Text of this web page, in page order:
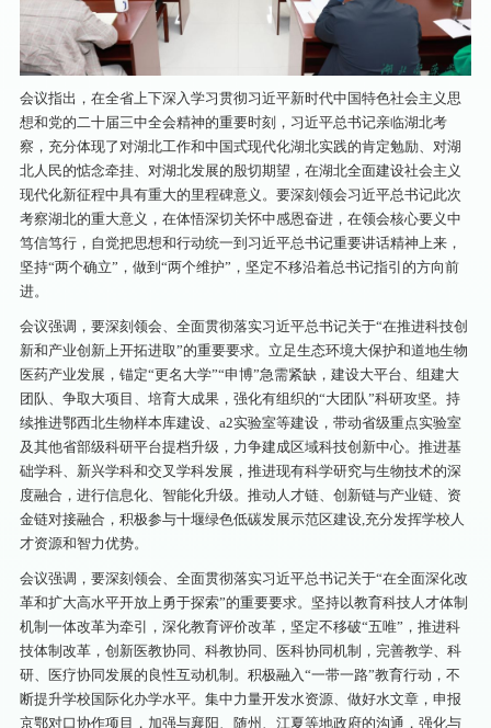
会议指出，在全省上下深入学习贯彻习近平新时代中国特色社会主义思
想和党的二十届三中全会精神的重要时刻，习近平总书记亲临湖北考
察，充分体现了对湖北工作和中国式现代化湖北实践的肯定勉励、对湖
北人民的惦念牵挂、对湖北发展的殷切期望，在湖北全面建设社会主义
现代化新征程中具有重大的里程碑意义。要深刻领会习近平总书记此次
考察湖北的重大意义，在体悟深切关怀中感恩奋进，在领会核心要义中
笃信笃行，自觉把思想和行动统一到习近平总书记重要讲话精神上来，
坚持“两个确立”，做到“两个维护”，坚定不移沿着总书记指引的方向前
进。
会议强调，要深刻领会、全面贯彻落实习近平总书记关于“在推进科技创
新和产业创新上开拓进取”的重要要求。立足生态环境大保护和道地生物
医药产业发展，锚定“更名大学”“申博”急需紧缺，建设大平台、组建大
团队、争取大项目、培育大成果，强化有组织的“大团队”科研攻坚。持
续推进鄂西北生物样本库建设、a2实验室等建设，带动省级重点实验室
及其他省部级科研平台提档升级，力争建成区域科技创新中心。推进基
础学科、新兴学科和交叉学科发展，推进现有科学研究与生物技术的深
度融合，进行信息化、智能化升级。推动人才链、创新链与产业链、资
金链对接融合，积极参与十堰绿色低碳发展示范区建设,充分发挥学校人
才资源和智力优势。
会议强调，要深刻领会、全面贯彻落实习近平总书记关于“在全面深化改
革和扩大高水平开放上勇于探索”的重要要求。坚持以教育科技人才体制
机制一体改革为牵引，深化教育评价改革，坚定不移破“五唯”，推进科
技体制改革，创新医教协同、科教协同、医科协同机制，完善教学、科
研、医疗协同发展的良性互动机制。积极融入“一带一路”教育行动，不
断提升学校国际化办学水平。集中力量开发水资源、做好水文章，申报
京鄂对口协作项目，加强与襄阳、随州、江夏等地政府的沟通，强化与